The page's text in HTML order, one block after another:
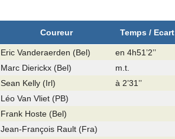
Coureur Temps / Ecart
Eric Vanderaerden (Bel)
en 4h51’2’’
Marc Dierickx (Bel)
m.t.
Sean Kelly (Irl)
à 2’31’’
Léo Van Vliet (PB)
Frank Hoste (Bel)
Jean-François Rault (Fra)